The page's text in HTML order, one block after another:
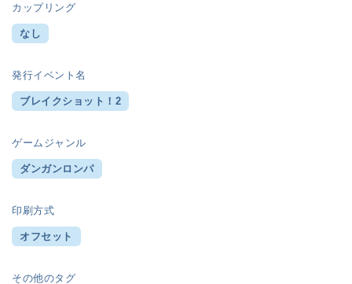
カップリング
なし
発行イベント名
ブレイクショット！2
ゲームジャンル
ダンガンロンパ
印刷方式
オフセット
その他のタグ